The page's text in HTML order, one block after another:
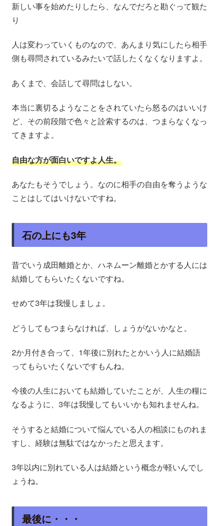
新しい事を始めたりしたら、なんでだろと勘ぐって観た
り
人は変わっていくものなので、あんまり気にしたら相手
側も尋問されているみたいで話したくなくなりますよ。
あくまで、会話して尋問はしない。
本当に裏切るようなことをされていたら怒るのはいいけ
ど、その前段階で色々と詮索するのは、つまらなくなっ
てきますよ。
自由な方が面白いですよ人生。
あなたもそうでしょう。なのに相手の自由を奪うような
ことはしてはいけないですね。
石の上にも3年
昔でいう成田離婚とか、ハネムーン離婚とかする人には
結婚してもらいたくないですね。
せめて3年は我慢しましょ。
どうしてもつまらなければ、しょうがないかなと。
2か月付き合って、1年後に別れたとかいう人に結婚語
ってもらいたくないですもんね。
今後の人生においても結婚していたことが、人生の糧に
なるように、3年は我慢してもいいかも知れませんね。
そうすると結婚について悩んでいる人の相談にものれま
すし、経験は無駄ではなかったと思えます。
3年以内に別れている人は結婚という概念が軽いんでし
ょうね。
最後に・・・